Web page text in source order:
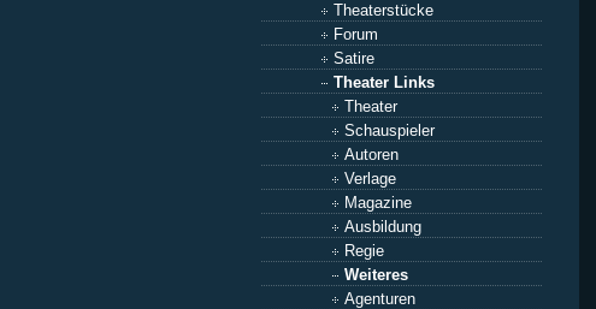
Theaterstücke
Forum
Satire
Theater Links
Theater
Schauspieler
Autoren
Verlage
Magazine
Ausbildung
Regie
Weiteres
Agenturen